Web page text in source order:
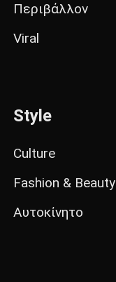
Περιβάλλον
Viral
Style
Culture
Fashion & Beauty
Αυτοκίνητο